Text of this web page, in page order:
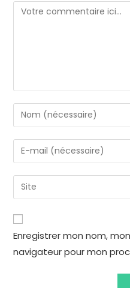
Enregistrer mon nom,
navigateur pour mon